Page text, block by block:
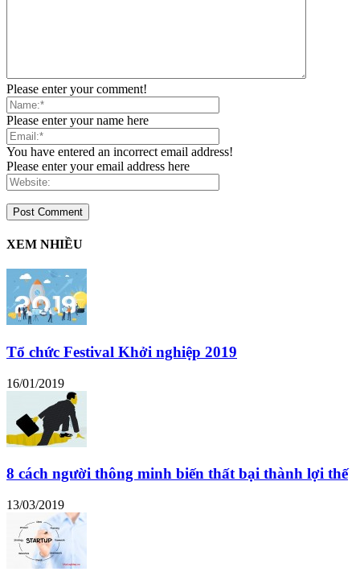
Please enter your comment!
Please enter your name here
You have entered an incorrect email address!
Please enter your email address here
XEM NHIỀU
Tổ chức Festival Khởi nghiệp 2019
16/01/2019
8 cách người thông minh biến thất bại thành lợi thế
13/03/2019